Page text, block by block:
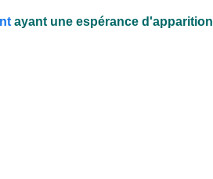
ayant une espérance d'apparition